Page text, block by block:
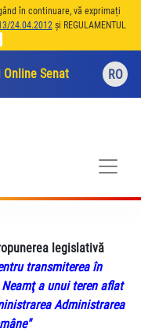
în continuare, vă exprimați
24.04.2012și REGULAMENTUL
Online Senat RO
legislativă
transmiterea în
a unui teren aflat
Administrarea